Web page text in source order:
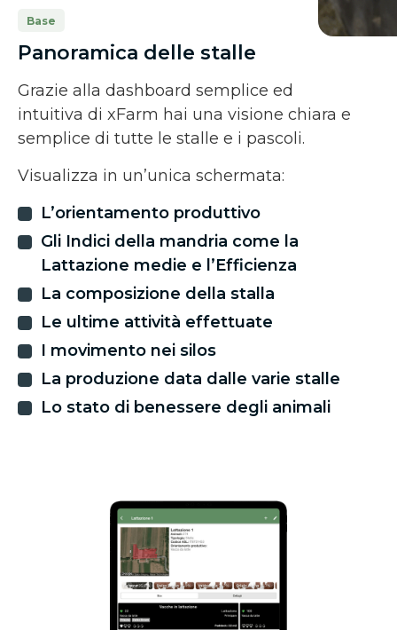
Base
Panoramica delle stalle
Grazie alla dashboard semplice ed
intuitiva di xFarm hai una visione chiara e
semplice di tutte le stalle e i pascoli.
Visualizza in un’unica schermata:
L’orientamento produttivo
Gli Indici della mandria come la
Lattazione medie e l’Efficienza
La composizione della stalla
Le ultime attività effettuate
I movimento nei silos
La produzione data dalle varie stalle
Lo stato di benessere degli animali